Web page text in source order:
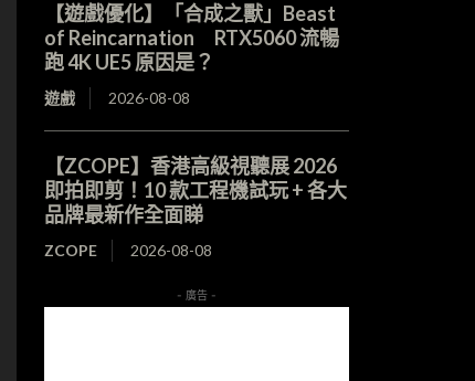
【遊戲優化】「合成之獸」Beast
of Reincarnation RTX5060 流暢
跑 4K UE5 原因是？
遊戲 2026-08-08
【ZCOPE】香港高級視聽展 2026
即拍即剪！10 款工程機試玩 + 各大
品牌最新作全面睇
ZCOPE 2026-08-08
- 廣告 -